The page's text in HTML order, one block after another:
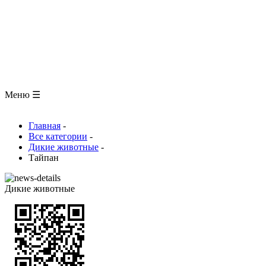
Меню ☰
Главная -
Все категории -
Дикие животные -
Тайпан
Дикие животные